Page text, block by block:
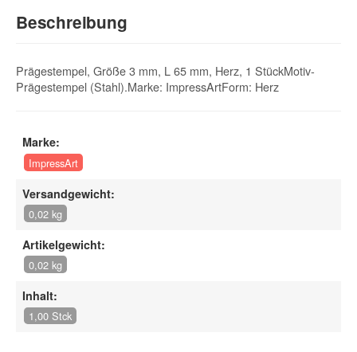
Beschreibung
Prägestempel, Größe 3 mm, L 65 mm, Herz, 1 StückMotiv-
Prägestempel (Stahl).Marke: ImpressArtForm: Herz
Marke:
ImpressArt
Versandgewicht:
0,02 kg
Artikelgewicht:
0,02 kg
Inhalt:
1,00 Stck